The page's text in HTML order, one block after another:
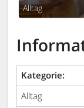
Alltag
Kategorie:
Alltag